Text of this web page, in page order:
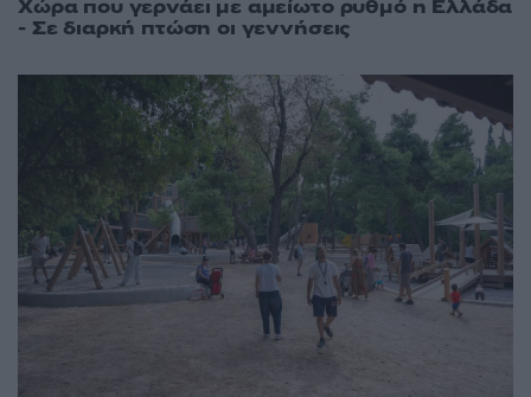
Χώρα που γερνάει με αμείωτο ρυθμό η Ελλάδα
- Σε διαρκή πτώση οι γεννήσεις